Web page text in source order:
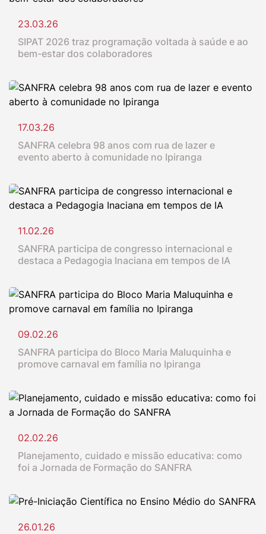
23.03.26
SIPAT 2026 traz programação voltada à saúde e ao
bem-estar dos colaboradores
17.03.26
SANFRA celebra 98 anos com rua de lazer e
evento aberto à comunidade no Ipiranga
11.02.26
SANFRA participa de congresso internacional e
destaca a Pedagogia Inaciana em tempos de IA
09.02.26
SANFRA participa do Bloco Maria Maluquinha e
promove carnaval em família no Ipiranga
02.02.26
Planejamento, cuidado e missão educativa: como
foi a Jornada de Formação do SANFRA
26.01.26